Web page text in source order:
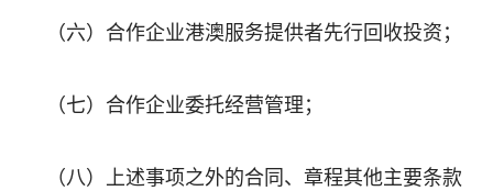
（六）合作企业港澳服务提供者先行回收投资；
（七）合作企业委托经营管理；
（八）上述事项之外的合同、章程其他主要条款